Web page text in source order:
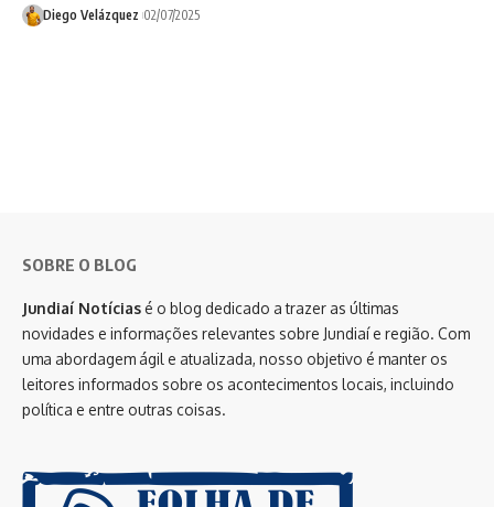
Diego Velázquez 02/07/2025
SOBRE O BLOG
Jundiaí Notícias é o blog dedicado a trazer as últimas
novidades e informações relevantes sobre Jundiaí e região. Com
uma abordagem ágil e atualizada, nosso objetivo é manter os
leitores informados sobre os acontecimentos locais, incluindo
política e entre outras coisas.